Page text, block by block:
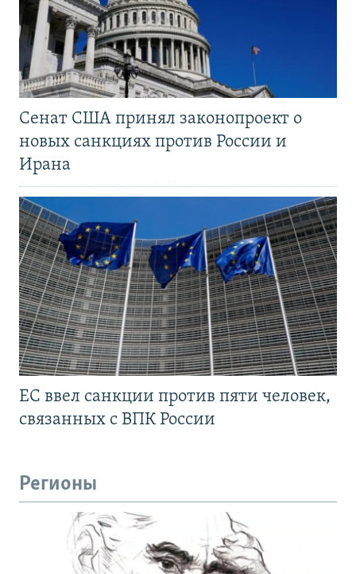
Сенат США принял законопроект о
новых санкциях против России и
Ирана
ЕС ввел санкции против пяти человек,
связанных с ВПК России
Регионы